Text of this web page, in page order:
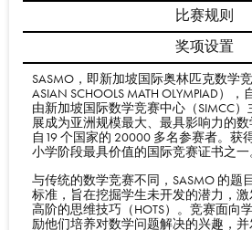
比赛规则
奖项设置
SASMO，即新加坡国际奥林匹克数学竞
ASIAN SCHOOLS MATH OLYMPIAD）
由新加坡国际数学竞赛中⼼（SIMCC
展成为亚洲规模最⼤、最具影响⼒的
⾃19 个国家的 20000 多名参赛者。获
⼩学阶段最具价值的国际竞赛证书之⼀
与传统的数学竞赛不同，SASMO 的题
标准，旨在挖掘学⽣未开发的潜⼒，
⾼阶的思维技巧（HOTS）。竞赛⾯向
励他们培养对数学问题解决的兴趣，并